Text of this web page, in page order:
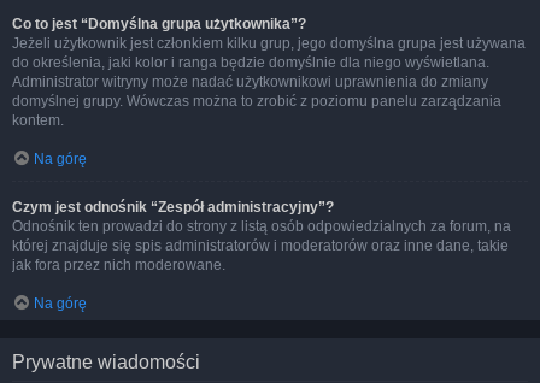
Co to jest “Domyślna grupa użytkownika”?
Jeżeli użytkownik jest członkiem kilku grup, jego domyślna grupa jest używana
do określenia, jaki kolor i ranga będzie domyślnie dla niego wyświetlana.
Administrator witryny może nadać użytkownikowi uprawnienia do zmiany
domyślnej grupy. Wówczas można to zrobić z poziomu panelu zarządzania
kontem.
Na górę
Czym jest odnośnik “Zespół administracyjny”?
Odnośnik ten prowadzi do strony z listą osób odpowiedzialnych za forum, na
której znajduje się spis administratorów i moderatorów oraz inne dane, takie
jak fora przez nich moderowane.
Na górę
Prywatne wiadomości